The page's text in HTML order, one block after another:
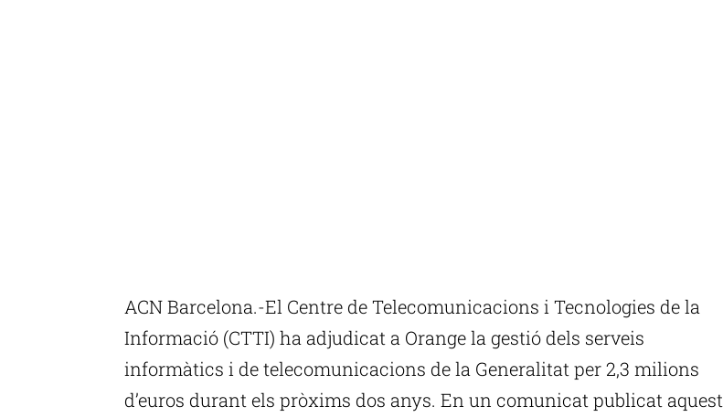
ACN Barcelona.-El Centre de Telecomunicacions i Tecnologies de la
Informació (CTTI) ha adjudicat a Orange la gestió dels serveis
informàtics i de telecomunicacions de la Generalitat per 2,3 milions
d’euros durant els pròxims dos anys. En un comunicat publicat aquest